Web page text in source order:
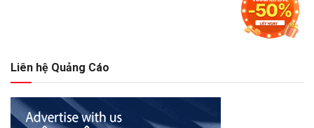
Liên hệ Quảng Cáo